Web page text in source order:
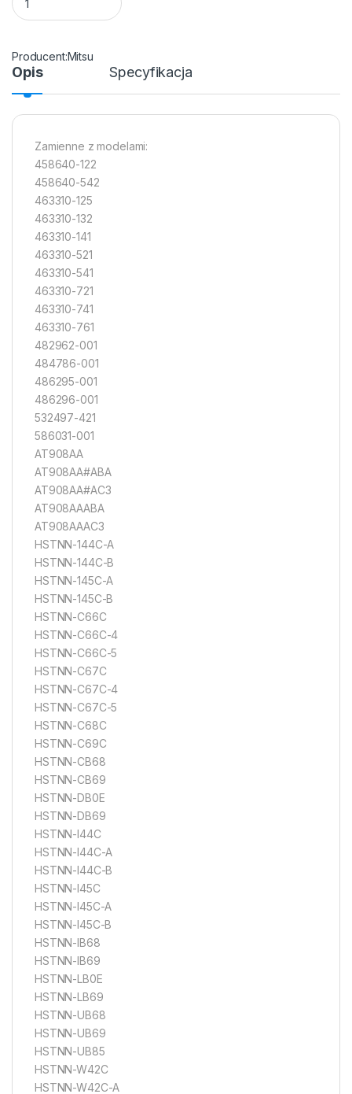
Mitsu
Opis Specyfikacja
Zamienne z modelami:
458640-122
458640-542
463310-125
463310-132
463310-141
463310-521
463310-541
463310-721
463310-741
463310-761
482962-001
484786-001
486295-001
486296-001
532497-421
586031-001
AT908AA
AT908AA#ABA
AT908AA#AC3
AT908AAABA
AT908AAAC3
HSTNN-144C-A
HSTNN-144C-B
HSTNN-145C-A
HSTNN-145C-B
HSTNN-C66C
HSTNN-C66C-4
HSTNN-C66C-5
HSTNN-C67C
HSTNN-C67C-4
HSTNN-C67C-5
HSTNN-C68C
HSTNN-C69C
HSTNN-CB68
HSTNN-CB69
HSTNN-DB0E
HSTNN-DB69
HSTNN-I44C
HSTNN-I44C-A
HSTNN-I44C-B
HSTNN-I45C
HSTNN-I45C-A
HSTNN-I45C-B
HSTNN-IB68
HSTNN-IB69
HSTNN-LB0E
HSTNN-LB69
HSTNN-UB68
HSTNN-UB69
HSTNN-UB85
HSTNN-W42C
HSTNN-W42C-A